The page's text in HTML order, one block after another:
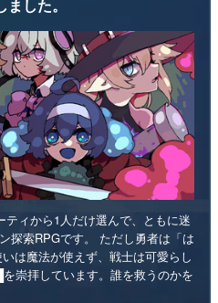
した。
ティから1人だけ選んで、ともに迷
探索RPGです。 ただし勇者は「は
は魔法が使えず、戦士は可愛らし
崇拝しています。誰を救うのかを